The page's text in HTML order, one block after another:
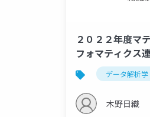
２０２２年度マ
フォマティクス
元圧縮・分類・
データ解析学
木野日織